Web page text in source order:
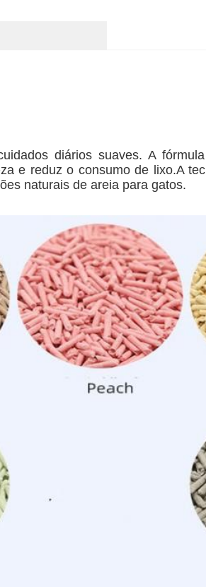
diários suaves. A
e reduz o consumo de lixo.A
naturais de areia para gatos.